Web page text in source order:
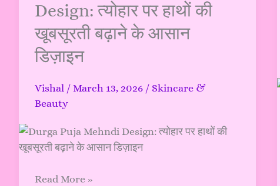
Design: त्योहार पर हाथों की
खूबसूरती बढ़ाने के आसान
डिज़ाइन
Vishal / March 13, 2026 / Skincare &
Beauty
Mehndi
Design:
त्योहार
पर
की
खूबसूरती
बढ़ाने
के
डिज़ाइन
Read More »